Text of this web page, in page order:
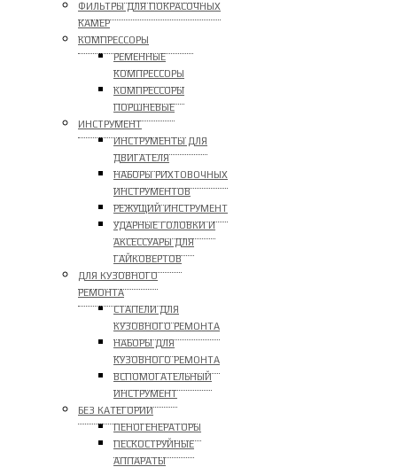
ФИЛЬТРЫ ДЛЯ ПОКРАСОЧНЫХ
КАМЕР
КОМПРЕССОРЫ
РЕМЕННЫЕ
КОМПРЕССОРЫ
КОМПРЕССОРЫ
ПОРШНЕВЫЕ
ИНСТРУМЕНТ
ИНСТРУМЕНТЫ ДЛЯ
ДВИГАТЕЛЯ
НАБОРЫ РИХТОВОЧНЫХ
ИНСТРУМЕНТОВ
РЕЖУЩИЙ ИНСТРУМЕНТ
УДАРНЫЕ ГОЛОВКИ И
АКСЕССУАРЫ ДЛЯ
ГАЙКОВЕРТОВ
ДЛЯ КУЗОВНОГО
РЕМОНТА
СТАПЕЛИ ДЛЯ
КУЗОВНОГО РЕМОНТА
НАБОРЫ ДЛЯ
КУЗОВНОГО РЕМОНТА
ВСПОМОГАТЕЛЬНЫЙ
ИНСТРУМЕНТ
БЕЗ КАТЕГОРИИ
ПЕНОГЕНЕРАТОРЫ
ПЕСКОСТРУЙНЫЕ
АППАРАТЫ